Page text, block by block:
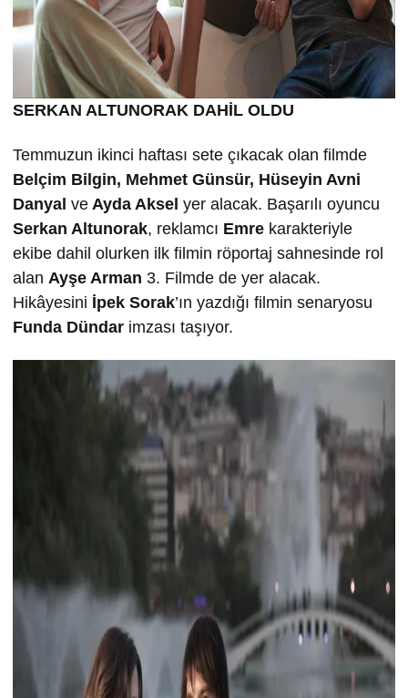
SERKAN ALTUNORAK DAHİL OLDU
Temmuzun ikinci haftası sete çıkacak olan filmde
Belçim Bilgin, Mehmet Günsür, Hüseyin Avni
Danyal ve Ayda Aksel yer alacak. Başarılı oyuncu
Serkan Altunorak, reklamcı Emre karakteriyle
ekibe dahil olurken ilk filmin röportaj sahnesinde rol
alan Ayşe Arman 3. Filmde de yer alacak.
Hikâyesini İpek Sorak’ın yazdığı filmin senaryosu
Funda Dündar imzası taşıyor.